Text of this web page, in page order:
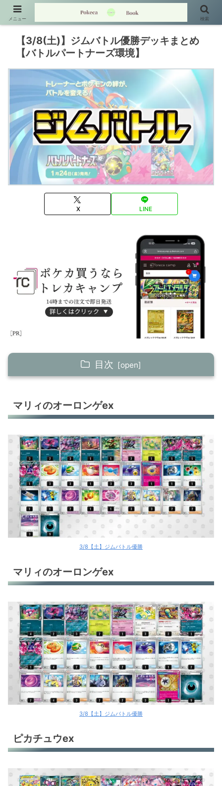
【3/8(土)】ジムバトル優勝デッキまとめ
【バトルパートナーズ環境】
X LINE
目次
マリィのオーロンゲex
イルカマンex
ボルケニオンex＋ブーバーン
バンギラス
おまつりおんど
ナマズンLO
チョロネココントロール
ブースターex
ホップのザシアンex
ホップのザシアンex
ソウブレイズex
マリィのオーロンゲex
3/8【土】ジムバトル優勝
マリィのオーロンゲex
3/8【土】ジムバトル優勝
ピカチュウex
メニュー 検索